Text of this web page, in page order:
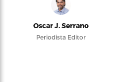
Oscar J. Serrano
Periodista Editor